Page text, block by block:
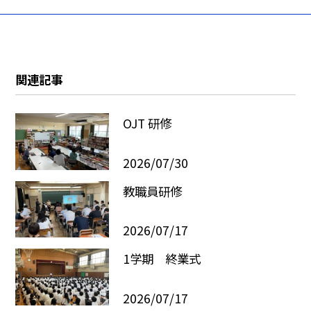
関連記事
OJT 研修
2026/07/30
教職員研修
2026/07/17
1学期 終業式
2026/07/17